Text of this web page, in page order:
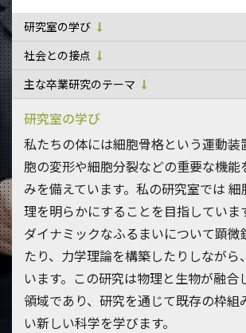
研究室の学び
社会との接点
主な卒業研究のテーマ
研究室の学び
私たちの体には細胞骨格という運動装
胞の変形や細胞分裂などの重要な機能
みを備えています。私の研究室では
理を明らかにすることを目指していま
ダイナミックなふるまいについて顕微
たり、力学理論を構築したりしながら
います。この研究は物理と生物が融合
領域であり、研究を通じて既存の枠組
い新しい科学を学びます。